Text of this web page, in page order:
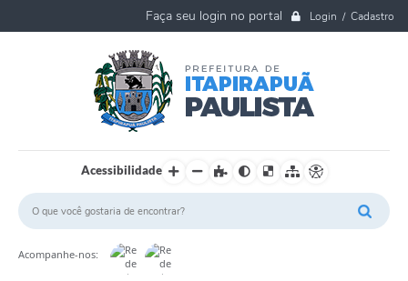
Login / Cadastro
Acessibilidade
Acompanhe-nos: